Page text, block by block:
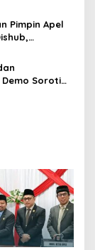
Pimpin Apel
Gratis
Soroti